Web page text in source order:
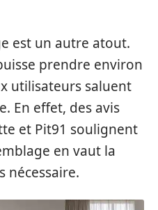
est un autre atout.
prendre environ
utilisateurs saluent
En effet, des avis
et Pit91 soulignent
en vaut la
nécessaire.